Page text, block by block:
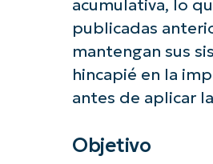
acumulativa, lo
publicadas
mantengan sus
hincapié en la
antes de aplicar
Objetivo